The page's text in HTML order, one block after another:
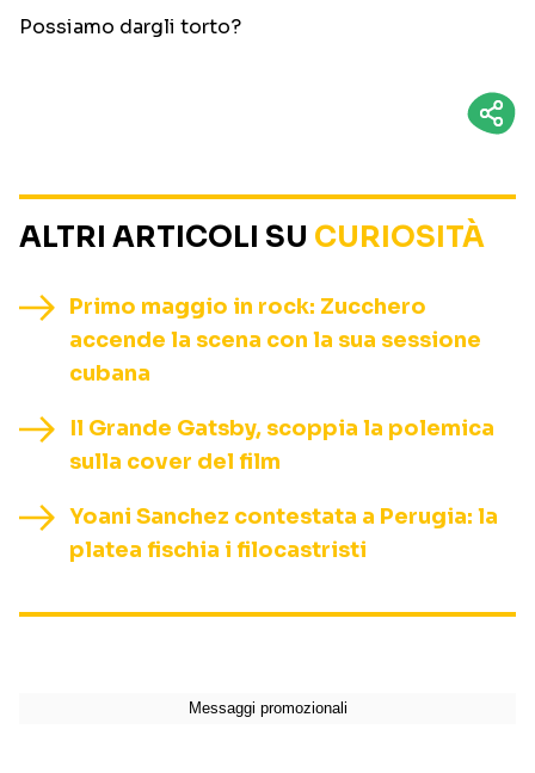
Possiamo dargli torto?
ALTRI ARTICOLI SU CURIOSITÀ
Primo maggio in rock: Zucchero
accende la scena con la sua sessione
cubana
Il Grande Gatsby, scoppia la polemica
sulla cover del film
Yoani Sanchez contestata a Perugia: la
platea fischia i filocastristi